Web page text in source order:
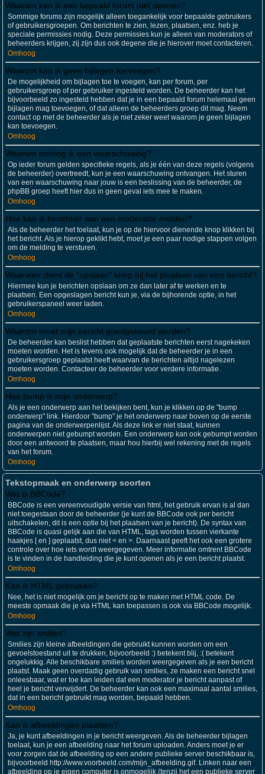
Waarom kan ik een bepaald forum niet openen?
Sommige forums zijn mogelijk alleen toegankelijk voor bepaalde gebruikers
of gebruikersgroepen. Om berichten te zien, lezen, plaatsen, enz. heb je
speciale permissies nodig. Deze permissies kun je alleen van moderators of
beheerders krijgen, zij zijn dus ook degene die je hierover moet contacteren.
Omhoog
Waarom kan ik geen bijlagen toevoegen?
De mogelijkheid om bijlagen toe te voegen, kan per forum, per
gebruikersgroep of per gebruiker ingesteld worden. De beheerder kan het
bijvoorbeeld zo ingesteld hebben dat je in een bepaald forum helemaal geen
bijlagen mag toevoegen, of dat alleen de beheerders groep dit mag. Neem
contact op met de beheerder als je niet zeker weet waarom je geen bijlagen
kan toevoegen.
Omhoog
Waarom ontving ik een waarschuwing?
Op ieder forum gelden specifieke regels, als je één van deze regels (volgens
de beheerder) overtreedt, kun je een waarschuwing ontvangen. Het sturen
van een waarschuwing naar jouw is een beslissing van de beheerder, de
phpBB groep heeft hier dus in geen geval iets mee te maken.
Omhoog
Hoe kan ik berichten aan een moderator melden?
Als de beheerder het toelaat, kun je op de hiervoor dienende knop klikken bij
het bericht. Als je hierop geklikt hebt, moet je een paar nodige stappen volgen
om de melding te versturen.
Omhoog
Waarvoor dient de "opslaan" knop bij het plaatsen van een bericht?
Hiermee kun je berichten opslaan om ze dan later af te werken en te
plaatsen. Een opgeslagen bericht kun je, via de bijhorende optie, in het
gebruikerspaneel weer laden.
Omhoog
Waarom moet mijn bericht goedgekeurd worden?
De beheerder kan beslist hebben dat geplaatste berichten eerst nagekeken
moeten worden. Het is tevens ook mogelijk dat de beheerder je in een
gebruikersgroep geplaatst heeft waarvan de berichten altijd nagelezen
moeten worden. Contacteer de beheerder voor verdere informatie.
Omhoog
Hoe bump ik mijn onderwerp?
Als je een onderwerp aan het bekijken bent, kun je klikken op de "bump
onderwerp" link. Hierdoor "bump" je het onderwerp naar boven op de eerste
pagina van de onderwerpenlijst. Als deze link er niet staat, kunnen
onderwerpen niet gebumpt worden. Een onderwerp kan ook gebumpt worden
door een antwoord te plaatsen, maar hou hierbij wel rekening met de regels
van het forum.
Omhoog
Tekstopmaak en onderwerp soorten
Wat is BBCode?
BBCode is een vereenvoudigde versie van html, het gebruik ervan is al dan
niet toegestaan door de beheerder (je kunt de BBCode ook per bericht
uitschakelen, dit is een optie bij het plaatsen van je bericht). De syntax van
BBCode is quasi gelijk aan die van HTML, tags worden tussen vierkante
haakjes [ en ] geplaatst, dus niet < en >. Daarnaast geeft het ook een grotere
controle over hoe iets wordt weergegeven. Meer informatie omtrent BBCode
is te vinden in de handleiding die je kunt openen als je een bericht plaatst.
Omhoog
Kan ik HTML gebruiken?
Nee, het is niet mogelijk om je bericht op te maken met HTML code. De
meeste opmaak die je via HTML kan toepassen is ook via BBCode mogelijk.
Omhoog
Wat zijn smilies?
Smilies zijn kleine afbeeldingen die gebruikt kunnen worden om een
gevoelstoestand uit te drukken, bijvoorbeeld :) betekent blij, :( betekent
ongelukkig. Alle beschikbare smilies worden weergegeven als je een bericht
plaatst. Maak geen overdadig gebruik van smilies, ze maken een bericht snel
onleesbaar, wat er toe kan leiden dat een moderator je bericht aanpast of
heel je bericht verwijdert. De beheerder kan ook een maximaal aantal smilies,
dat in een bericht gebruikt mag worden, bepaald hebben.
Omhoog
Kan ik afbeeldingen plaatsen?
Ja, je kunt afbeeldingen in je bericht weergeven. Als de beheerder bijlagen
toelaat, kun je een afbeelding naar het forum uploaden. Anders moet je er
voor zorgen dat de afbeelding op een andere publieke server beschikbaar is,
bijvoorbeeld http://www.voorbeeld.com/mijn_afbeelding.gif. Linken naar een
afbeelding op je eigen computer is onmogelijk (tenzij het een publieke server